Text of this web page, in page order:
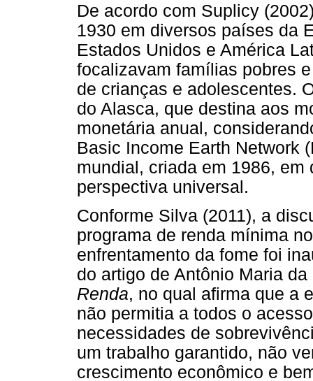
De acordo com Suplicy
1930 em diversos países da
Estados Unidos e América
focalizavam famílias pobres
de crianças e adolescentes.
do Alasca, que destina aos
monetária anual,
Basic Income Earth Network
mundial, criada em 1986,
perspectiva universal.
Conforme Silva (2011), a
programa de renda mínima
enfrentamento da fome foi
do artigo de Antônio Maria
Renda, no qual afirma que a
não permitia a todos o
necessidades de
um trabalho garantido, não
crescimento econômico e